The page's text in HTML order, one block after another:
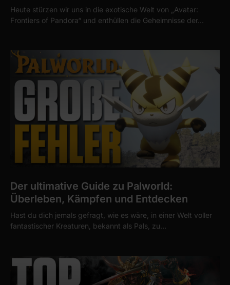
Heute stürzen wir uns in die exotische Welt von „Avatar:
Frontiers of Pandora“ und enthüllen die Geheimnisse der…
Der ultimative Guide zu Palworld:
Überleben, Kämpfen und Entdecken
Hast du dich jemals gefragt, wie es wäre, in einer Welt voller
fantastischer Kreaturen, bekannt als Pals, zu…